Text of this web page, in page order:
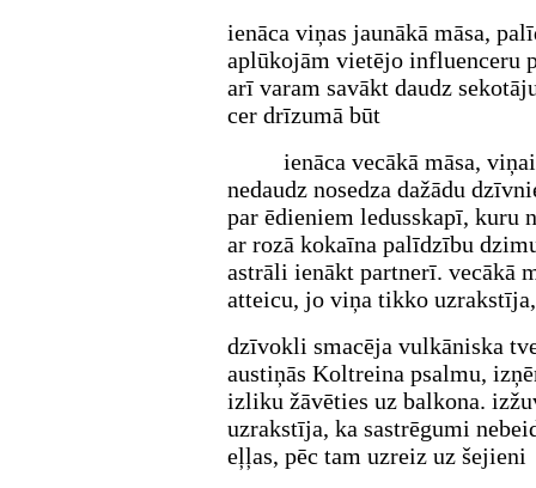
ienāca viņas jaunākā māsa,
aplūkojām vietējo influenceru
arī varam savākt daudz
cer drīzumā būt
ienāca vecākā māsa,
nedaudz nosedza dažādu
par ēdieniem ledusskapī, kuru
ar rozā kokaīna palīdzību
astrāli ienākt partnerī. vecākā
atteicu, jo viņa tikko
dzīvokli smacēja vulkāniska
austiņās Koltreina psalmu,
izliku žāvēties uz balkona.
uzrakstīja, ka sastrēgumi
eļļas, pēc tam uzreiz uz šejieni